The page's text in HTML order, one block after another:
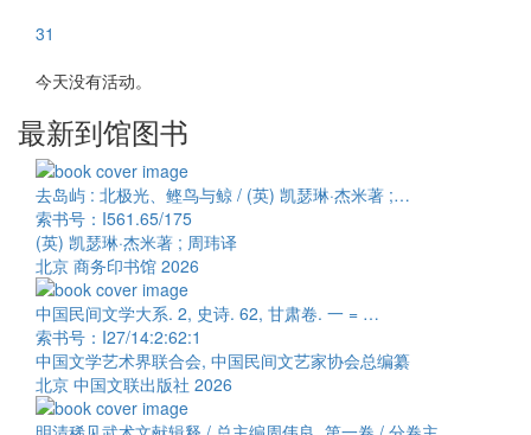
31
今天没有活动。
最新到馆图书
去岛屿 : 北极光、鲣鸟与鲸 / (英) 凯瑟琳·杰米著 ;…
索书号：I561.65/175
(英) 凯瑟琳·杰米著 ; 周玮译
北京 商务印书馆 2026
中国民间文学大系. 2, 史诗. 62, 甘肃卷. 一 = …
索书号：I27/14:2:62:1
中国文学艺术界联合会, 中国民间文艺家协会总编纂
北京 中国文联出版社 2026